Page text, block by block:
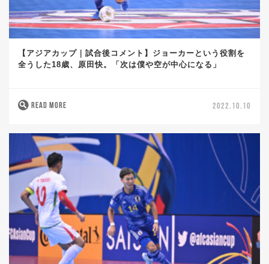
【アジアカップ｜試合後コメント】ジョーカーという役割を
全うした18歳、原田快。「次は僕や空が中心になる」
READ MORE 2022.10.10